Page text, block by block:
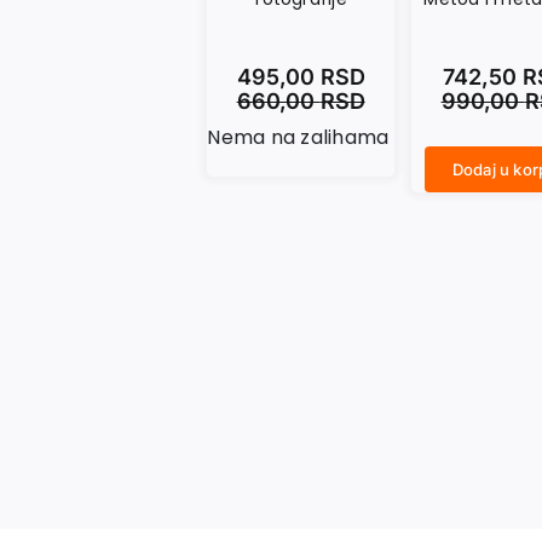
660,00RSD
495,00 RSD
Nema na zalihama
990,00
742,50
Dodaj u